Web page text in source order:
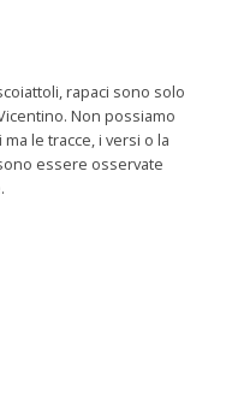
rapaci sono solo
Non possiamo
le tracce, i versi o la
essere osservate